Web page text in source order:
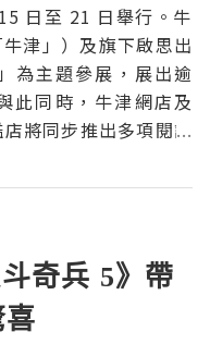
日至 21 日舉行。牛
津」）及旗下啟思出
為主題參展，展出逾
此同時，牛津網店及
將同步推出多項閱讀
📍 一樓展覽廳／大學
奇兵 5》帶